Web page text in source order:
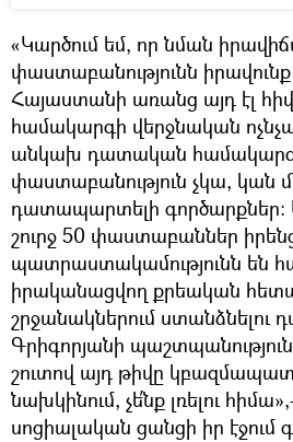
«Կարծում եմ, որ նման
փաստաբանությունն իրավունք
Հայաստանի առանց այդ էլ
համակարգի վերջնական
անկախ դատական
փաստաբանություն չկա, կան
դատապարտելի գործարքներ։
շուրջ 50 փաստաբաններ
պատրաստակամությունն են
իրականացվող քրեական
շրջանակներում
Գրիգորյանի
շուտով այդ թիվը
նախկինում, չե՛նք լռելու
սոցիալական ցանցի իր էջում